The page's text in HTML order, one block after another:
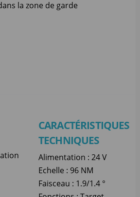
la zone de garde
CARACTÉRISTIQUES
TECHNIQUES
Alimentation : 24 V
Echelle : 96 NM
Faisceau : 1.9/1.4 °